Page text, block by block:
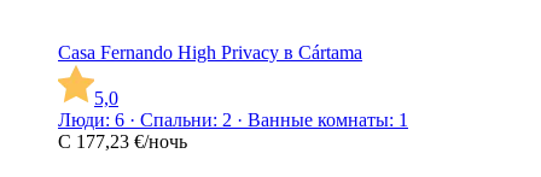
Casa Fernando High Privacy в Cártama
5,0
Люди: 6 · Спальни: 2 · Ванные комнаты: 1
С 177,23 €/ночь